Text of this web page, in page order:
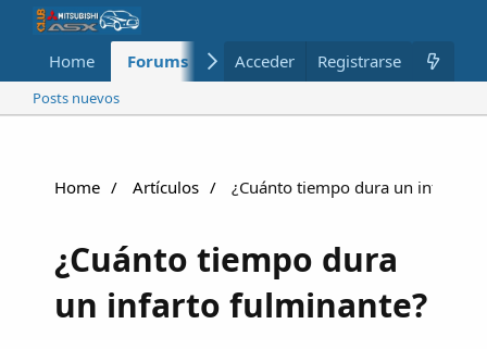
Home Forums Nuevo Miembros
Acceder Registrarse
Posts nuevos
Home Artículos ¿Cuánto tiempo dura un infarto
¿Cuánto tiempo dura
un infarto fulminante?